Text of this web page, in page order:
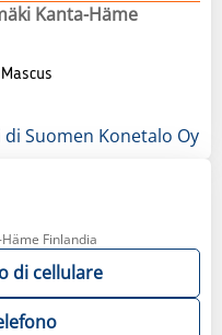
Kanta-Häme
Suomen Konetalo Oy
Finlandia
di cellulare